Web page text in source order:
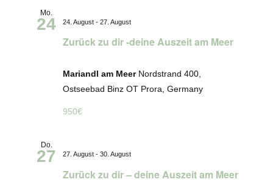
Mo.
24
Zurück zu dir -deine Auszeit am Meer
24. August -27. August
Mariandl am Meer Nordstrand 400,
Ostseebad Binz OT Prora, Germany
950€
Do.
27
Zurück zu dir – deine Auszeit am Meer
27. August -30. August